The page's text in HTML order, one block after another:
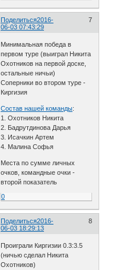
Поделиться 7
2016-
06-03 07:43:29
Минимальная победа в
первом туре (выиграл Никита
Охотников на первой доске,
остальные ничьи)
Соперники во втором туре -
Киргизия
Состав нашей команды:
1. Охотников Никита
2. Бадрутдинова Дарья
3. Исачкин Артем
4. Малина Софья
Места по сумме личных
очков, командные очки -
второй показатель
0
Поделиться 8
2016-
06-03 18:29:13
Проиграли Киргизии 0.3:3.5
(ничью сделал Никита
Охотников)